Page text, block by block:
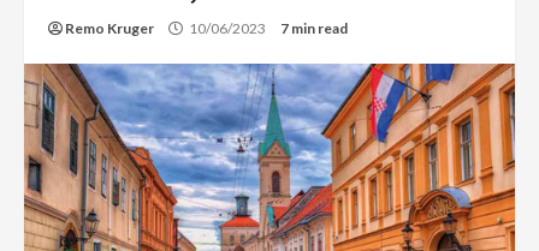
Remo Kruger 10/06/2023 7 min read